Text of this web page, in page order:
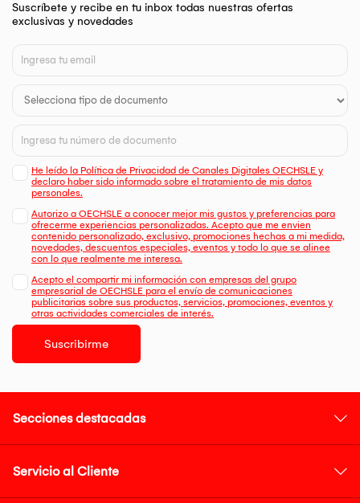
Suscríbete y recibe en tu inbox todas nuestras ofertas
exclusivas y novedades
He leído la Política de Privacidad de Canales Digitales OECHSLE y
declaro haber sido informado sobre el tratamiento de mis datos
personales.
Autorizo a OECHSLE a conocer mejor mis gustos y preferencias para
ofrecerme experiencias personalizadas. Acepto que me envien
contenido personalizado, exclusivo, promociones hechas a mi medida,
novedades, descuentos especiales, eventos y todo lo que se alinee
con lo que realmente me interesa.
Acepto el compartir mi información con empresas del grupo
empresarial de OECHSLE para el envío de comunicaciones
publicitarias sobre sus productos, servicios, promociones, eventos y
otras actividades comerciales de interés.
Suscribirme
Secciones destacadas
Servicio al Cliente